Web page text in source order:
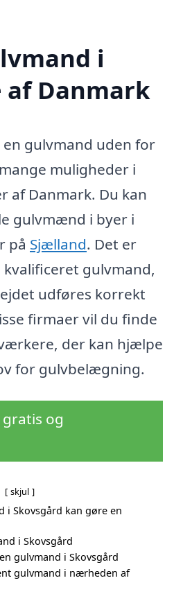
i
af Danmark
gulvmand uden for
muligheder i
af Danmark. Du kan
gulvmænd i byer i
på Sjælland. Det er
gulvmand,
udføres korrekt
firmaer vil du finde
der kan hjælpe
for gulvbelægning.
og
skjul
i Skovsgård kan gøre en
i Skovsgård
gulvmand i Skovsgård
gulvmand i nærheden af